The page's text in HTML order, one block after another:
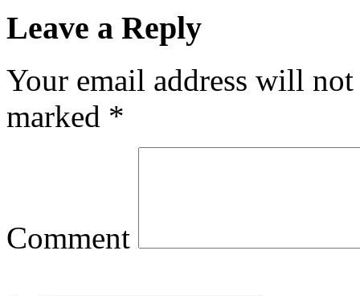
Leave a Reply
Your email address will
marked *
Comment